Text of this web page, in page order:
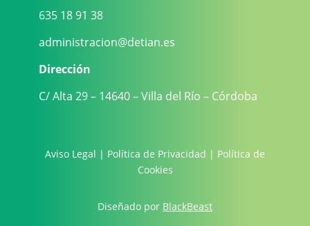
635 18 91 38
administracion@detian.es
Dirección
C/ Alta 29 – 14640 – Villa del Río – Córdoba
Aviso Legal | Política de Privacidad | Política de
Cookies
Diseñado por BlackBeast